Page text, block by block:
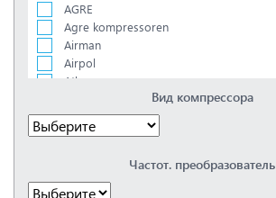
AGRE
Agre kompressoren
Airman
Airpol
Atlas copco
Boge
Ceccato
Dalgakiran
Вид компрессора
Частот. преобразователь